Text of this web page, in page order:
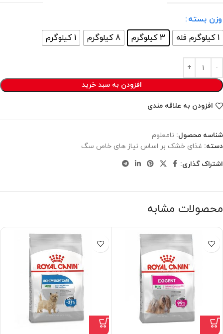
وزن بسته
1 کیلوگرم فله
3 کیلوگرم 8 کیلوگرم 1 کیلوگرم
افزودن به سبد خرید
افزودن به علاقه مندی
شناسه محصول: نامعلوم
دسته: غذای خشک بر اساس نیاز های خاص سگ
اشتراک گذاری:
محصولات مشابه